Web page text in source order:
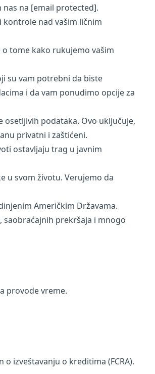
nas na [email protected].
kontrole nad vašim ličnim
tome kako rukujemo vašim
su vam potrebni da biste
i da vam ponudimo opcije za
osetljivih podataka. Ovo uključuje,
privatni i zaštićeni.
ostavljaju trag u javnim
u svom životu. Verujemo da
Američkim Državama.
prekršaja i mnogo
provode vreme.
izveštavanju o kreditima (FCRA).